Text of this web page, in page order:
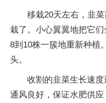
移栽20天左右，韭
栽了。小心翼翼地把它
8到10株一簇地重新种植
头。
收割的韭菜生长速度
通风良好，保证水肥供